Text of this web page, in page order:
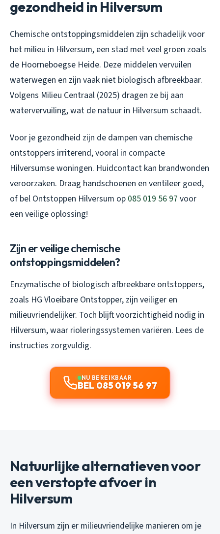
gezondheid in Hilversum
Chemische ontstoppingsmiddelen zijn schadelijk voor
het milieu in Hilversum, een stad met veel groen zoals
de Hoorneboegse Heide. Deze middelen vervuilen
waterwegen en zijn vaak niet biologisch afbreekbaar.
Volgens Milieu Centraal (2025) dragen ze bij aan
watervervuiling, wat de natuur in Hilversum schaadt.
Voor je gezondheid zijn de dampen van chemische
ontstoppers irriterend, vooral in compacte
Hilversumse woningen. Huidcontact kan brandwonden
veroorzaken. Draag handschoenen en ventileer goed,
of bel Ontstoppen Hilversum op 085 019 56 97 voor
een veilige oplossing!
Zijn er veilige chemische
ontstoppingsmiddelen?
Enzymatische of biologisch afbreekbare ontstoppers,
zoals HG Vloeibare Ontstopper, zijn veiliger en
milieuvriendelijker. Toch blijft voorzichtigheid nodig in
Hilversum, waar rioleringssystemen variëren. Lees de
instructies zorgvuldig.
NU BEREIKBAAR
BEL 085 019 56 97
Natuurlijke alternatieven voor
een verstopte afvoer in
Hilversum
In Hilversum zijn er milieuvriendelijke manieren om je